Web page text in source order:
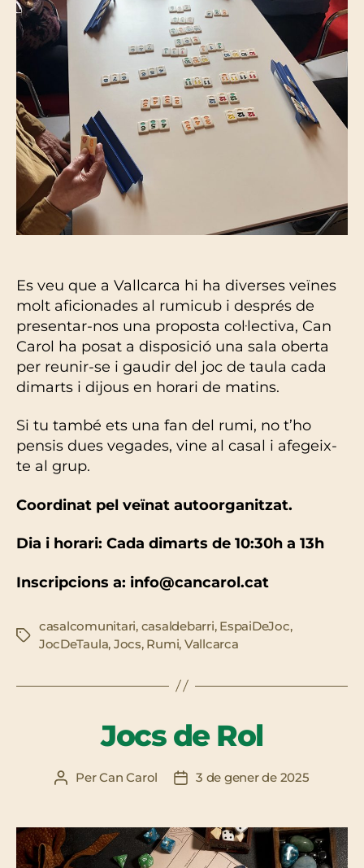
Es veu que a Vallcarca hi ha diverses veïnes
molt aficionades al rumicub i després de
presentar-nos una proposta col·lectiva, Can
Carol ha posat a disposició una sala oberta
per reunir-se i gaudir del joc de taula cada
dimarts i dijous en horari de matins.
Si tu també ets una fan del rumi, no t’ho
pensis dues vegades, vine al casal i afegeix-
te al grup.
Coordinat pel veïnat autoorganitzat.
Dia i horari: Cada dimarts de 10:30h a 13h
Inscripcions a: info@cancarol.cat
Etiquetes
casalcomunitari, casaldebarri, EspaiDeJoc,
JocDeTaula, Jocs, Rumi, Vallcarca
Jocs de Rol
Autor
PerCan Carol
Data3 de gener de 2025